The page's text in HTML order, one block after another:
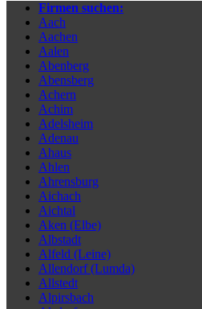
Firmen suchen:
Aach
Aachen
Aalen
Abenberg
Abensberg
Achern
Achim
Adelsheim
Adenau
Ahaus
Ahlen
Ahrensburg
Aichach
Aichtal
Aken (Elbe)
Albstadt
Alfeld (Leine)
Allendorf (Lumda)
Allstedt
Alpirsbach